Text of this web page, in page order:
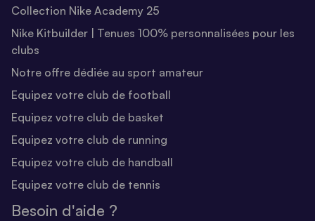
Collection Nike Academy 25
Nike Kitbuilder | Tenues 100% personnalisées pour les
clubs
Notre offre dédiée au sport amateur
Equipez votre club de football
Equipez votre club de basket
Equipez votre club de running
Equipez votre club de handball
Equipez votre club de tennis
Besoin d'aide ?